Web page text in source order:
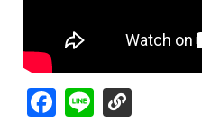
Facebook
Line